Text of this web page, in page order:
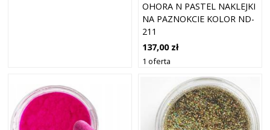
OHORA N PASTEL NAKLEJKI
NA PAZNOKCIE KOLOR ND-
211
137,00 zł
1 oferta